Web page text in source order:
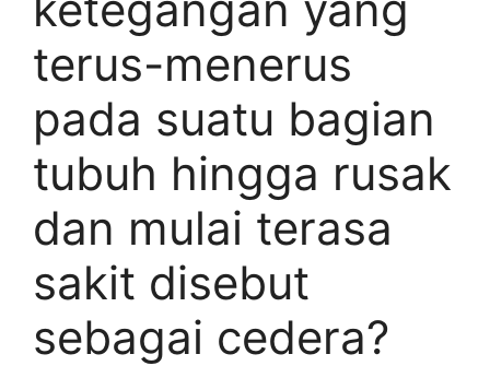
terus-menerus
pada suatu bagian
tubuh hingga rusak
dan mulai terasa
sakit disebut
sebagai cedera?